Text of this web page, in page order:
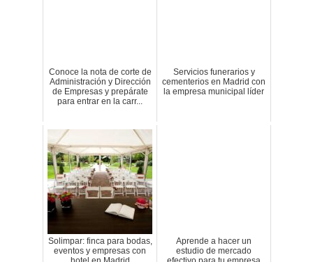
Conoce la nota de corte de
Administración y Dirección
de Empresas y prepárate
para entrar en la carr...
Servicios funerarios y
cementerios en Madrid con
la empresa municipal líder
Solimpar: finca para bodas,
eventos y empresas con
Aprende a hacer un
estudio de mercado